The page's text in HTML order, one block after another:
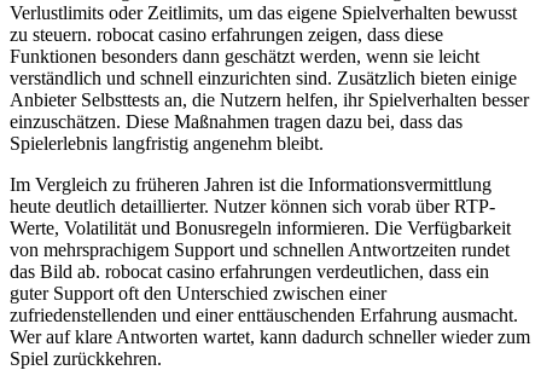
Verlustlimits oder Zeitlimits, um das eigene Spielverhalten bewusst
zu steuern. robocat casino erfahrungen zeigen, dass diese
Funktionen besonders dann geschätzt werden, wenn sie leicht
verständlich und schnell einzurichten sind. Zusätzlich bieten einige
Anbieter Selbsttests an, die Nutzern helfen, ihr Spielverhalten besser
einzuschätzen. Diese Maßnahmen tragen dazu bei, dass das
Spielerlebnis langfristig angenehm bleibt.
Im Vergleich zu früheren Jahren ist die Informationsvermittlung
heute deutlich detaillierter. Nutzer können sich vorab über RTP-
Werte, Volatilität und Bonusregeln informieren. Die Verfügbarkeit
von mehrsprachigem Support und schnellen Antwortzeiten rundet
das Bild ab. robocat casino erfahrungen verdeutlichen, dass ein
guter Support oft den Unterschied zwischen einer
zufriedenstellenden und einer enttäuschenden Erfahrung ausmacht.
Wer auf klare Antworten wartet, kann dadurch schneller wieder zum
Spiel zurückkehren.